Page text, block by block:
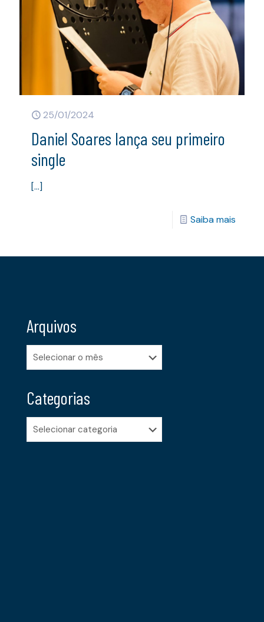
25/01/2024
Daniel Soares lança seu primeiro
single
[…]
Saiba mais
Arquivos
Arquivos
Categorias
Categorias